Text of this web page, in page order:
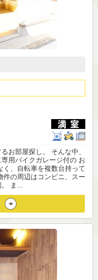
お部屋探し。 そんな中、
用バイクガレージ付の お
、自転車を複数台持って
件の周辺はコンビニ、スー
ま...